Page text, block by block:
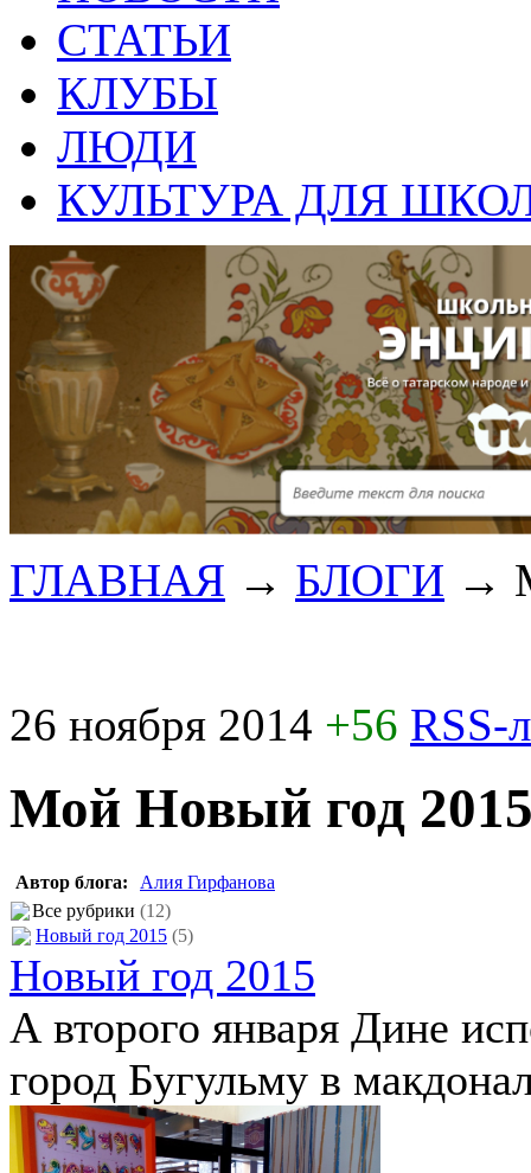
СТАТЬИ
КЛУБЫ
ЛЮДИ
КУЛЬТУРА ДЛЯ
ГЛАВНАЯ → БЛОГИ →
26 ноября 2014 +56 RSS-
Мой Новый год
Автор блога:
Алия Гирфанова
Все рубрики (12)
Новый год 2015 (5)
Новый год 2015
А второго января Дине
город Бугульму в